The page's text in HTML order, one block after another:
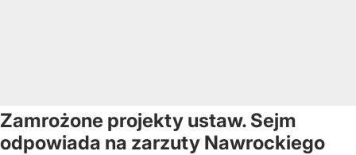
Zamrożone projekty ustaw. Sejm
odpowiada na zarzuty Nawrockiego